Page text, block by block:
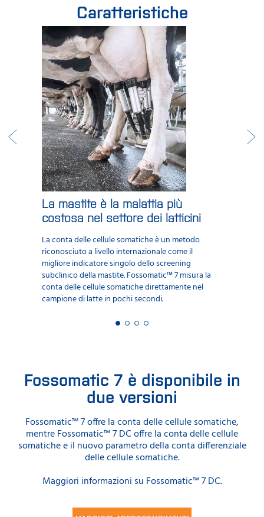
Caratteristiche
La mastite è la malattia più
costosa nel settore dei latticini
La conta delle cellule somatiche è un metodo
riconosciuto a livello internazionale come il
migliore indicatore singolo dello screening
subclinico della mastite. Fossomatic™ 7 misura la
conta delle cellule somatiche direttamente nel
campione di latte in pochi secondi.
Fossomatic 7 è disponibile in
due versioni
Fossomatic™ 7 offre la conta delle cellule somatiche,
mentre Fossomatic™ 7 DC offre la conta delle cellule
somatiche e il nuovo parametro della conta differenziale
delle cellule somatiche.
Maggiori informazioni su Fossomatic™ 7 DC.